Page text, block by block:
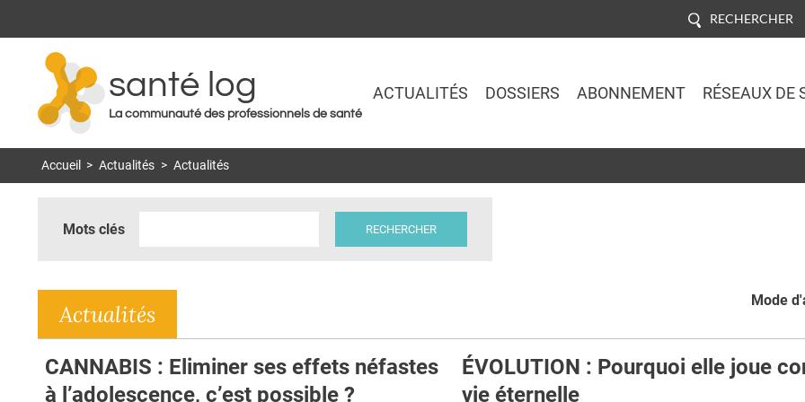
RECHERCHER
santé log
La communauté des professionnels de santé
ACTUALITÉS DOSSIERS ABONNEMENT RÉSEAUX DE
Accueil > Actualités > Actualités
Mots clés
Mode
Actualités
CANNABIS : Eliminer ses effets néfastes
à l’adolescence, c’est possible ?
ÉVOLUTION : Pourquoi elle joue
vie éternelle